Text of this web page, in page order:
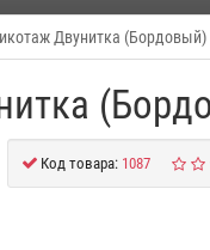
Двунитка (Бордовый)
Код товара: 1087